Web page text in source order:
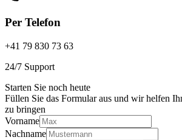
Per Telefon
+41 79 830 73 63
24/7 Support
Starten Sie noch heute
Füllen Sie das Formular aus und wir helfen
zu bringen
Vorname
Nachname